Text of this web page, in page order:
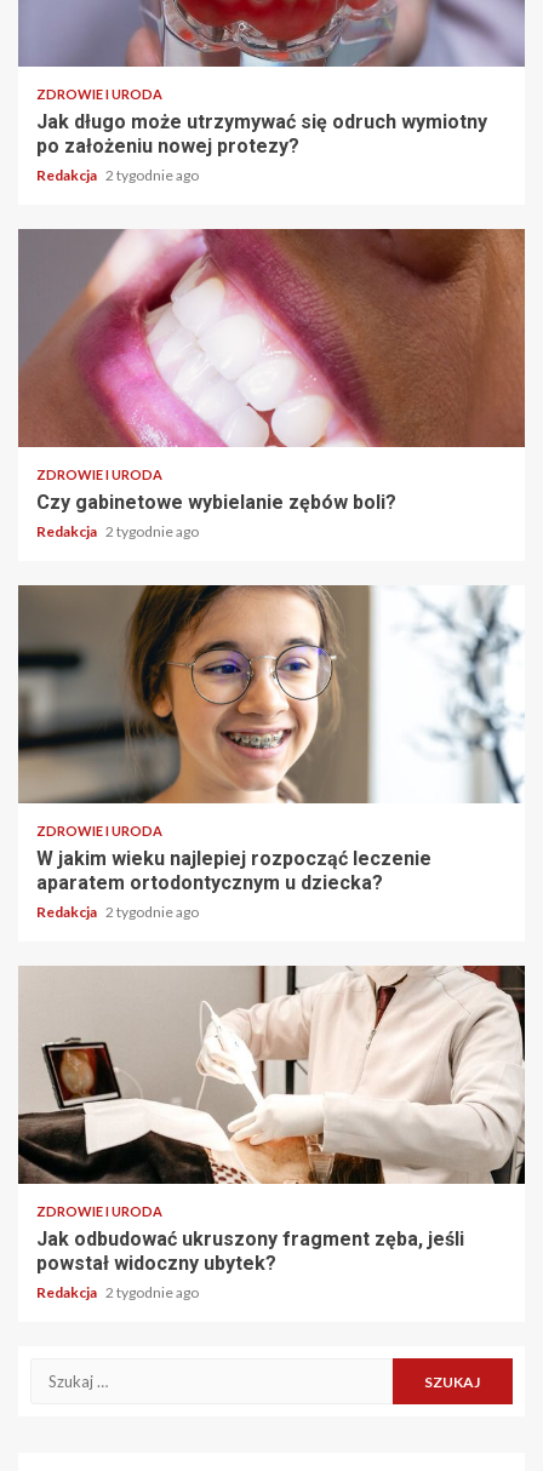
ZDROWIE I URODA
Jak długo może utrzymywać się odruch wymiotny
po założeniu nowej protezy?
Redakcja 2 tygodnie ago
ZDROWIE I URODA
Czy gabinetowe wybielanie zębów boli?
Redakcja 2 tygodnie ago
ZDROWIE I URODA
W jakim wieku najlepiej rozpocząć leczenie
aparatem ortodontycznym u dziecka?
Redakcja 2 tygodnie ago
ZDROWIE I URODA
Jak odbudować ukruszony fragment zęba, jeśli
powstał widoczny ubytek?
Redakcja 2 tygodnie ago
Szukaj: